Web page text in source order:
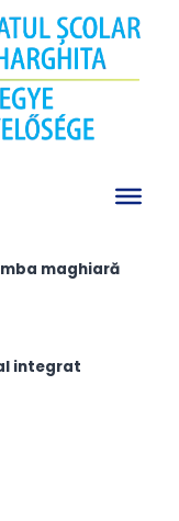
oktatás
consilieri, logopezi
maghiară
integrat